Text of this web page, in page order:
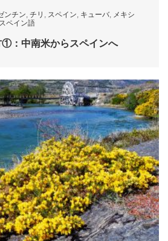
ンチン チリ スペイン キューバ, メキシ
スペイン語
①：中南米からスペインへ